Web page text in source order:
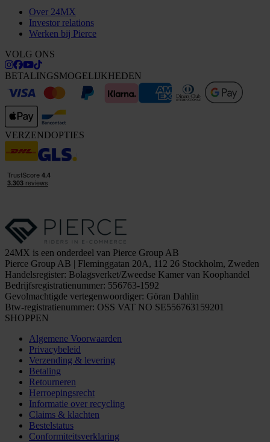
Over 24MX
Investor relations
Werken bij Pierce
VOLG ONS
BETALINGSMOGELIJKHEDEN
VERZENDOPTIES
24MX is een onderdeel van Pierce Group AB
Pierce Group AB | Fleminggatan 20A, 112 26 Stockholm, Zweden
Handelsregister: Bolagsverket/Zweedse Kamer van Koophandel
Bedrijfsregistratienummer: 556763-1592
Gevolmachtigde vertegenwoordiger: Göran Dahlin
Btw-registratienummer: OSS VAT NO SE556763159201
SHOPPEN
Algemene Voorwaarden
Privacybeleid
Verzending & levering
Betaling
Retourneren
Herroepingsrecht
Informatie over recycling
Claims & klachten
Bestelstatus
Conformiteitsverklaring